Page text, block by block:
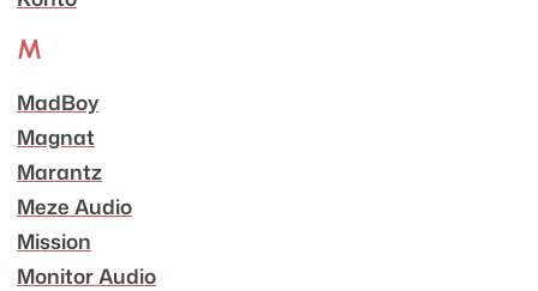
M
MadBoy
Magnat
Marantz
Meze Audio
Mission
Monitor Audio